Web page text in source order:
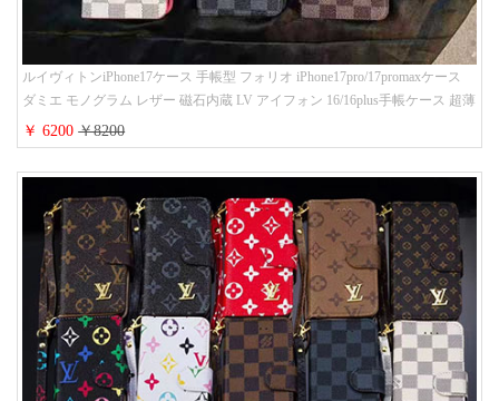
ルイヴィトンiPhone17ケース 手帳型 フォリオ iPhone17pro/17promaxケース
ダミエ モノグラム レザー 磁石内蔵 LV アイフォン 16/16plus手帳ケース 超薄
ビジネス風 メンズ レディース おしゃれ ブランドiphone15/14/13手帳型スマ
ホケース お 揃い
￥ 6200￥8200